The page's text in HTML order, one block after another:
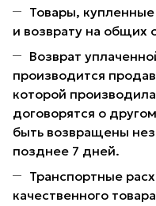
Товары,
и возврату на общих
Возврат
производится
которой
договорятся о
быть возвращены
позднее 7 дней.
Транспортные
качественного